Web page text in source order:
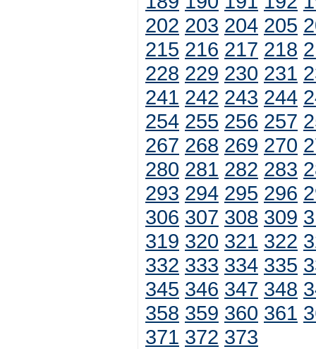
202 203 204 205
215 216 217 218
228 229 230 231
241 242 243 244
254 255 256 257
267 268 269 270
280 281 282 283
293 294 295 296
306 307 308 309
319 320 321 322
332 333 334 335
345 346 347 348
358 359 360 361
371 372 373